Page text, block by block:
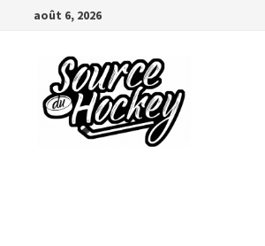
Passeraoût 6, 2026